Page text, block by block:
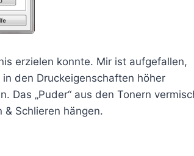
erzielen konnte. Mir ist aufgefallen,
den Druckeigenschaften höher
Das „Puder“ aus den Tonern
Schlieren hängen.